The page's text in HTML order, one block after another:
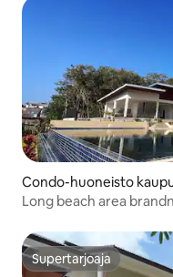
Condo-huoneisto
Long beach area
Supertarjoaja
Supertarjoaja